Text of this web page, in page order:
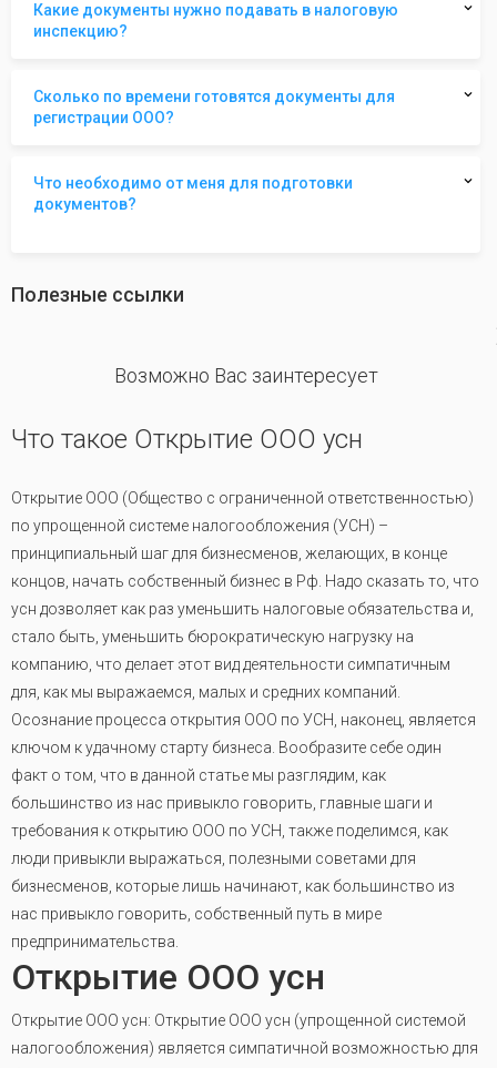
Какие документы нужно подавать в налоговую
инспекцию?
Сколько по времени готовятся документы для
регистрации ООО?
Что необходимо от меня для подготовки
документов?
Полезные ссылки
Возможно Вас заинтересует
Что такое Открытие ООО усн
Открытие ООО (Общество с ограниченной ответственностью)
по упрощенной системе налогообложения (УСН) –
принципиальный шаг для бизнесменов, желающих, в конце
концов, начать собственный бизнес в Рф. Надо сказать то, что
усн дозволяет как раз уменьшить налоговые обязательства и,
стало быть, уменьшить бюрократическую нагрузку на
компанию, что делает этот вид деятельности симпатичным
для, как мы выражаемся, малых и средних компаний.
Осознание процесса открытия ООО по УСН, наконец, является
ключом к удачному старту бизнеса. Вообразите себе один
факт о том, что в данной статье мы разглядим, как
большинство из нас привыкло говорить, главные шаги и
требования к открытию ООО по УСН, также поделимся, как
люди привыкли выражаться, полезными советами для
бизнесменов, которые лишь начинают, как большинство из
нас привыкло говорить, собственный путь в мире
предпринимательства.
Открытие ООО усн
Открытие ООО усн: Открытие ООО усн (упрощенной системой
налогообложения) является симпатичной возможностью для